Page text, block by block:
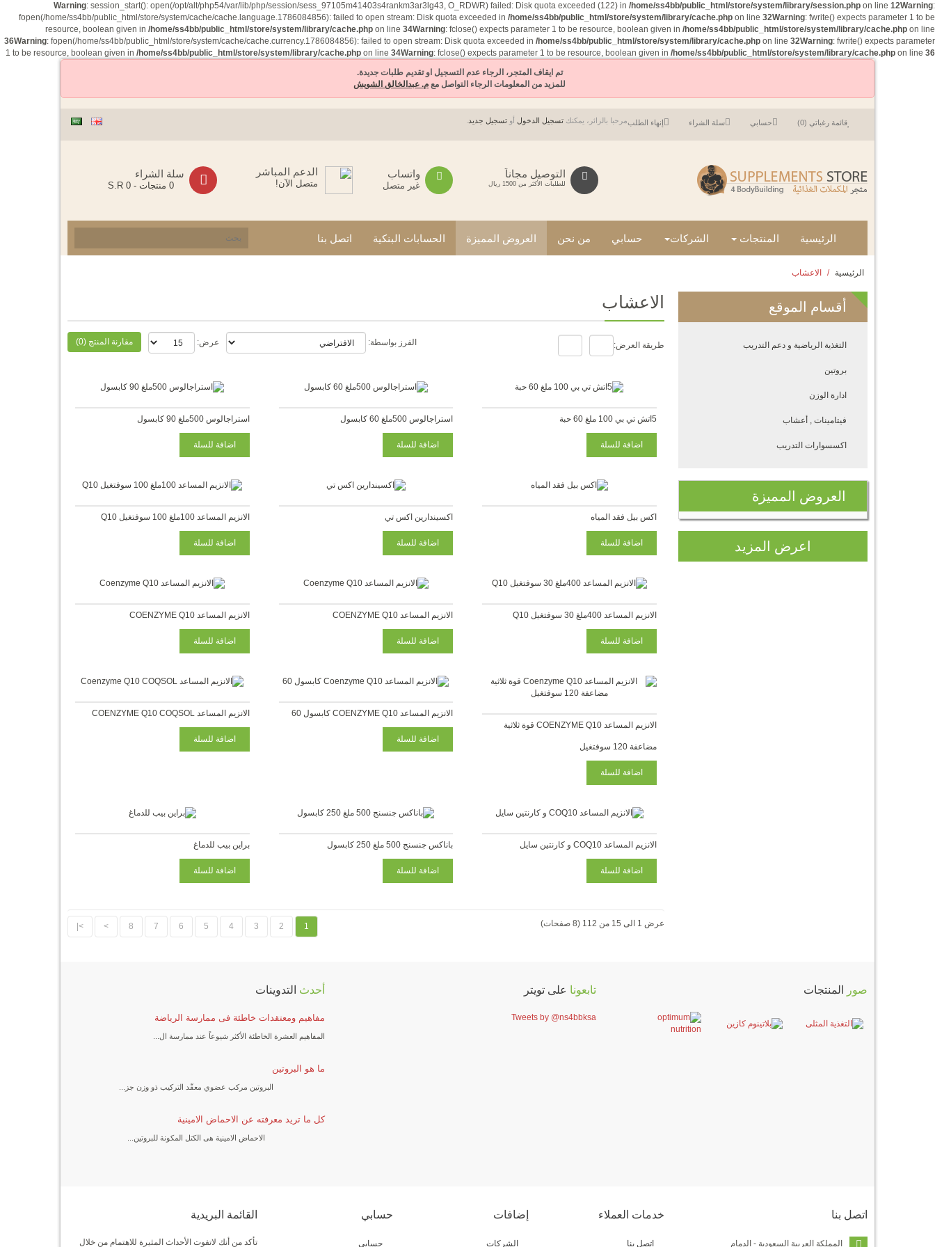
Warning: session_start(): open(/opt/alt/php54/var/lib/php/session/sess_97105m41403s4rankm3ar3lg43, O_RDWR) failed: Disk quota exceeded (122) in /home/ss4bb/public_html/store/system/library/session.php on line 12Warning:
fopen(/home/ss4bb/public_html/store/system/cache/cache.language.1786084856): failed to open stream: Disk quota exceeded in /home/ss4bb/public_html/store/system/library/cache.php on line 32Warning: fwrite() expects parameter 1 to be
resource, boolean given in /home/ss4bb/public_html/store/system/library/cache.php on line 34Warning: fclose() expects parameter 1 to be resource, boolean given in /home/ss4bb/public_html/store/system/library/cache.php on line
36Warning: fopen(/home/ss4bb/public_html/store/system/cache/cache.currency.1786084856): failed to open stream: Disk quota exceeded in /home/ss4bb/public_html/store/system/library/cache.php on line 32Warning: fwrite() expects parameter
1 to be resource, boolean given in /home/ss4bb/public_html/store/system/library/cache.php on line 34Warning: fclose() expects parameter 1 to be resource, boolean given in /home/ss4bb/public_html/store/system/library/cache.php on line 36
تم ايقاف المتجر، الرجاء عدم التسجيل او تقديم طلبات جديدة.
للمزيد من المعلومات الرجاء التواصل مع م. عبدالخالق الشويش
قائمة رغباتي (0) حسابي سلة الشراء إنهاء الطلبمرحبا بالزائر، يمكنك تسجيل الدخول أو تسجيل جديد
التوصيل مجاناً
للطلبات الأكثر من 1500 ريال
واتساب
غير متصل
الدعم المباشر
متصل الآن!
سلة الشراء
0 منتجات - S.R 0
الرئيسية المنتجات الشركات حسابي من نحن العروض المميزة الحسابات البنكية اتصل بنا
الرئيسية الاعشاب
أقسام الموقع
التغذية الرياضية و دعم التدريب
بروتين
ادارة الوزن
فيتامينات , أعشاب
اكسسوارات التدريب
العروض المميزة
اعرض المزيد
الاعشاب
طريقة العرض: مقارنة المنتج (0) عرض: الفرز بواسطة:
5اتش تي بي 100 ملغ 60 حبة استراجالوس 500ملغ 60 كابسول استراجالوس 500ملغ 90 كابسول
اكس بيل فقد المياه اكسيندارين اكس تي الانزيم المساعد 100ملغ 100 سوفتغيل Q10
الانزيم المساعد 400ملغ 30 سوفتغيل Q10 الانزيم المساعد COENZYME Q10 الانزيم المساعد COENZYME Q10
الانزيم المساعد COENZYME Q10 قوة ثلاثية
مضاعفة 120 سوفتغيل
الانزيم المساعد COENZYME Q10 كابسول 60 الانزيم المساعد COENZYME Q10 COQSOL
الانزيم المساعد COQ10 و كارنتين سايل باناكس جنسنج 500 ملغ 250 كابسول براين بيب للدماغ
1
2
3
4
5
6
7
8
>
>| عرض 1 الى 15 من 112 (8 صفحات)
صور المنتجات تابعونا على تويتر
Tweets by @ns4bbksa
أحدث التدوينات
مفاهيم ومعتقدات خاطئة فى ممارسة الرياضة
المفاهيم العشرة الخاطئة الأكثر شيوعاً عند ممارسة ال...
ما هو البروتين
البروتين مركب عضوي معقّد التركيب ذو وزن جز...
كل ما تريد معرفته عن الاحماض الامينية
الاحماض الامينية هى الكتل المكونة للبروتين...
اتصل بنا
المملكة العربية السعودية - الدمام
خدمات العملاء
اتصل بنا
إضافات
الشركات
حسابي
حسابي
القائمة البريدية
تأكد من أنك لاتفوت الأحداث المثيرة للاهتمام من خلال